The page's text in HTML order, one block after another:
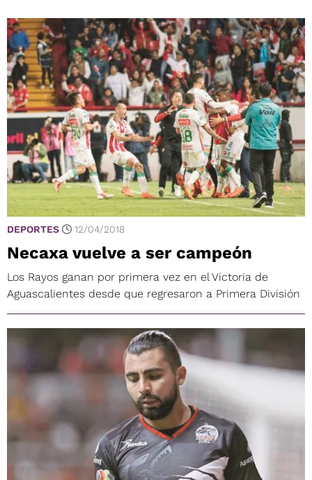
DEPORTES 12/04/2018
Necaxa vuelve a ser campeón
Los Rayos ganan por primera vez en el Victoria de
Aguascalientes desde que regresaron a Primera División